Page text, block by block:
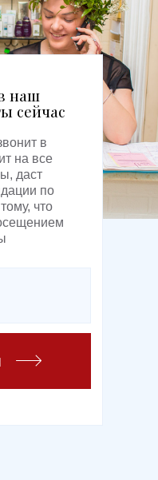
наш
сейчас
в
на все
даст
по
что